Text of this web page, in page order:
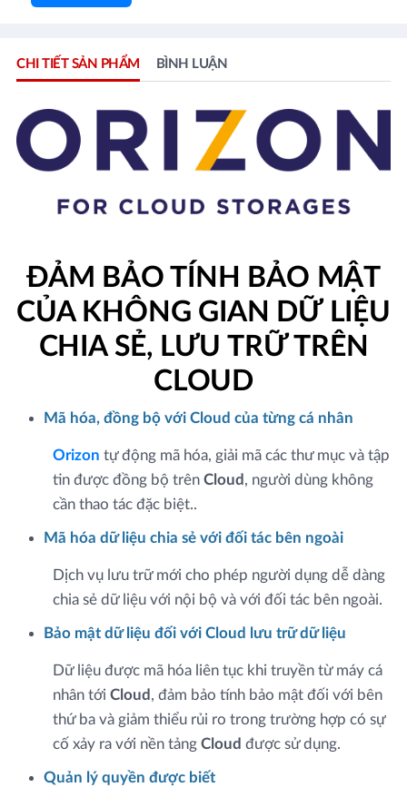
CHI TIẾT SẢN PHẨM BÌNH LUẬN
ĐẢM BẢO TÍNH BẢO MẬT
CỦA KHÔNG GIAN DỮ LIỆU
CHIA SẺ, LƯU TRỮ TRÊN
CLOUD
Mã hóa, đồng bộ với Cloud của từng cá nhân
Orizon tự động mã hóa, giải mã các thư mục và tập
tin được đồng bộ trên Cloud , người dùng không
cần thao tác đặc biệt..
Mã hóa dữ liệu chia sẻ với đối tác bên ngoài
Dịch vụ lưu trữ mới cho phép người dụng dễ dàng
chia sẻ dữ liệu với nội bộ và với đối tác bên ngoài.
Bảo mật dữ liệu đối với Cloud lưu trữ dữ liệu
Dữ liệu được mã hóa liên tục khi truyền từ máy cá
nhân tới Cloud , đảm bảo tính bảo mật đối với bên
thứ ba và giảm thiểu rủi ro trong trường hợp có sự
cố xảy ra với nền tảng Cloud được sử dụng.
Quản lý quyền được biết